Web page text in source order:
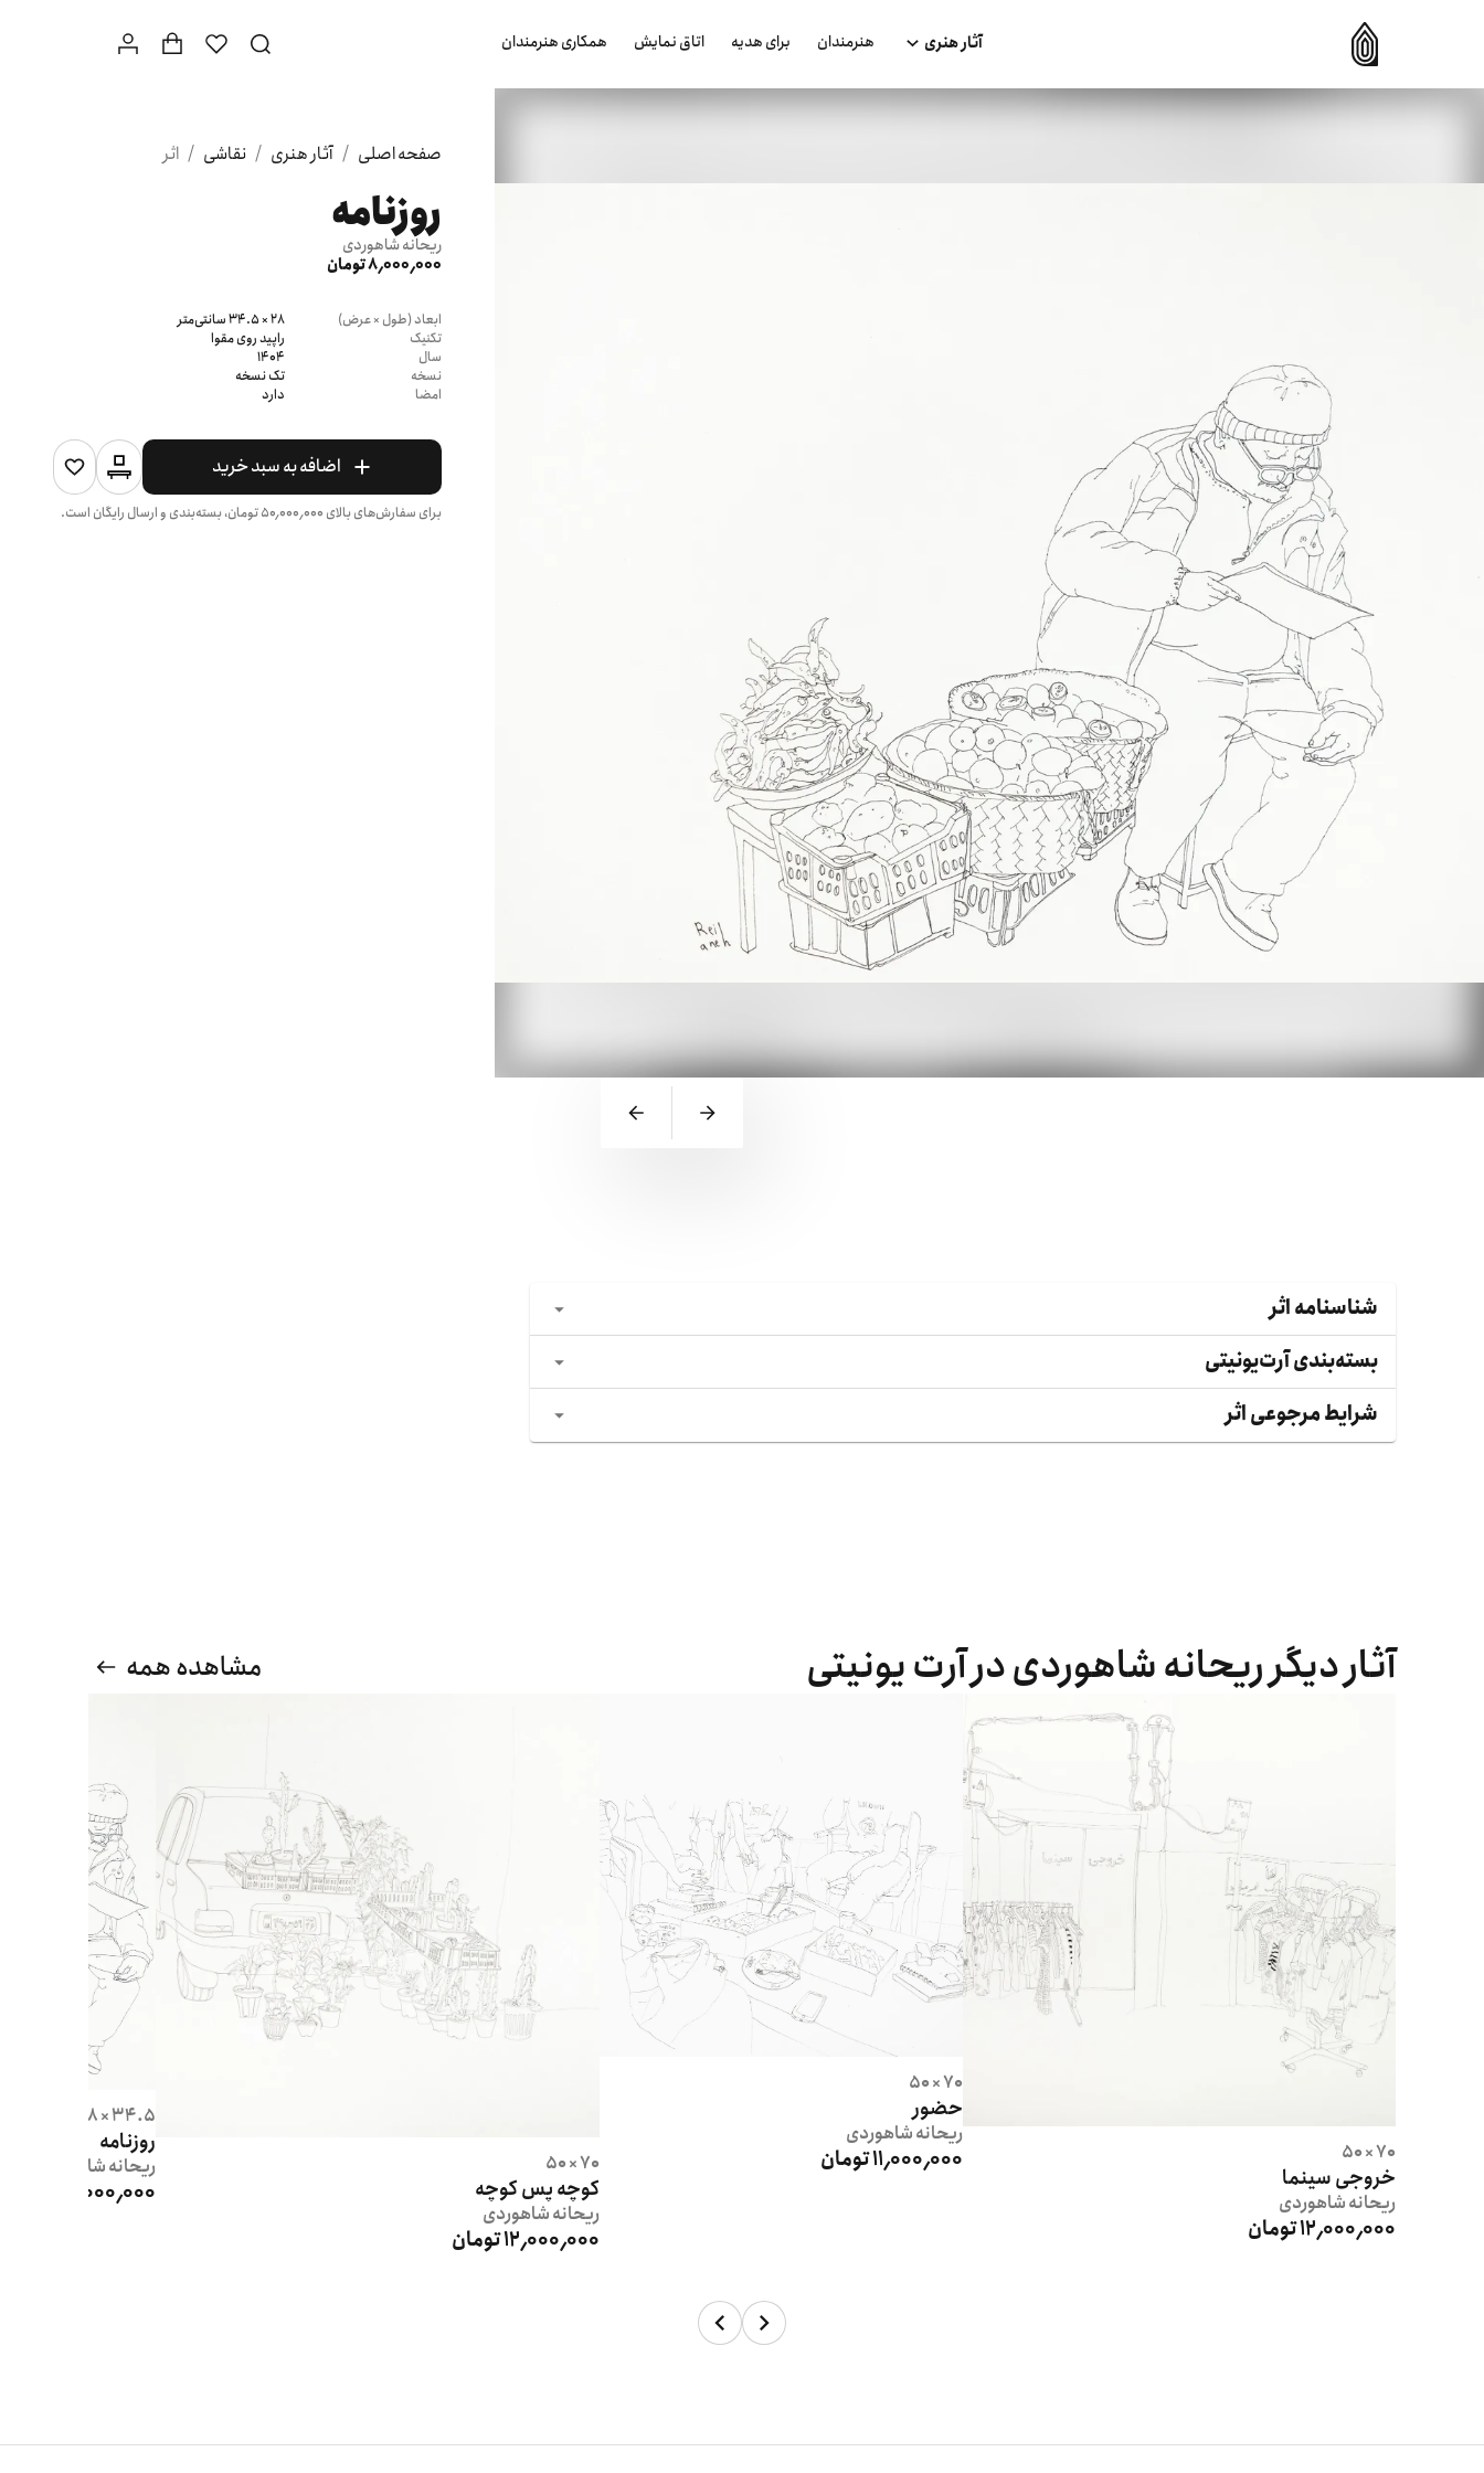
آثار هنری هنرمندان برای هدیه اتاق نمایش همکاری هنرمندان
صفحه اصلی / آثار هنری / نقاشی / اثر
روزنامه
ریحانه شاهوردی
8٬000٬000 تومان
ابعاد (طول × عرض)
28 × 34.5 سانتی‌متر
تکنیک
راپید روی مقوا
سال
1404
نسخه
تک نسخه
امضا
دارد
اضافه به سبد خرید
برای سفارش‌های بالای ۵۰٬۰۰۰٬۰۰۰تومان، بسته‌بندی و ارسال رایگان است.
شناسنامه اثر
بسته‌بندی آرت‌یونیتی
شرایط مرجوعی اثر
آثار دیگر ریحانه شاهوردی در آرت یونیتی مشاهده همه
70 × 50
خروجی سینما
ریحانهشاهوردی
12٬000٬000 تومان
70 × 50
حضور
ریحانهشاهوردی
11٬000٬000 تومان 70 × 50
کوچه پس کوچه
ریحانهشاهوردی
12٬000٬000 تومان
34.5 × 28
روزنامه
ریحانهشاهوردی
8٬000٬000 تومان